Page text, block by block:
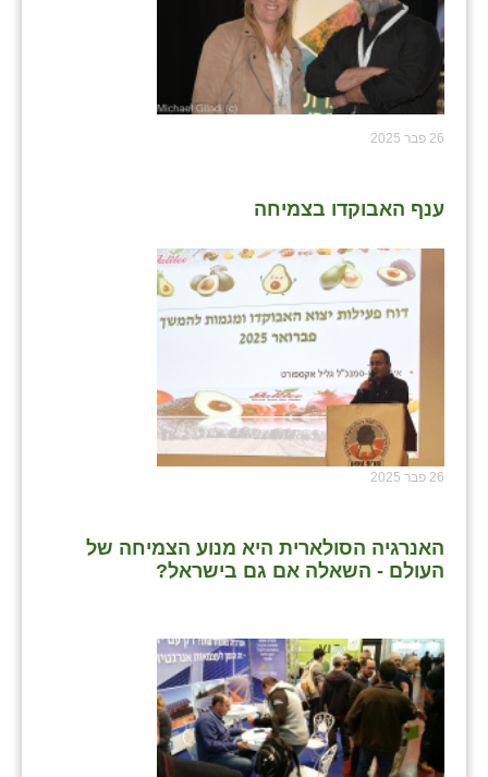
26 פבר 2025
ענף האבוקדו בצמיחה
26 פבר 2025
האנרגיה הסולארית היא מנוע הצמיחה של
העולם - השאלה אם גם בישראל?